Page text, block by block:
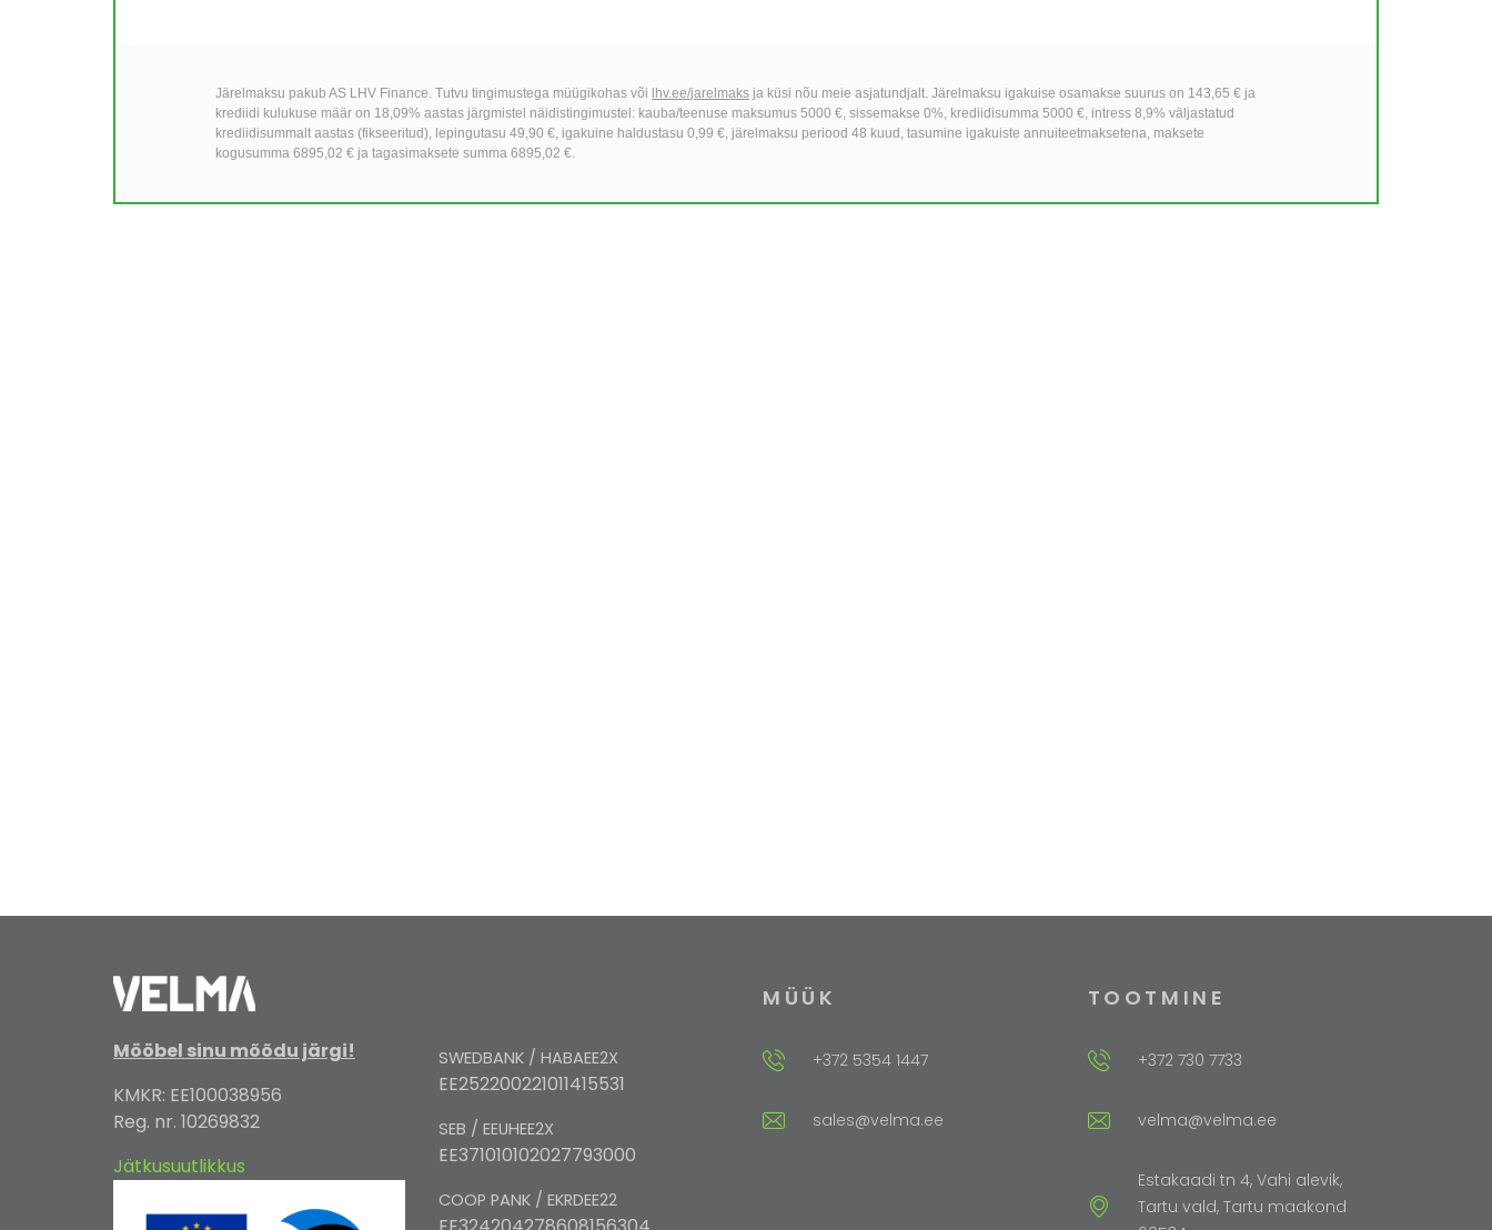
Mööbel sinu mõõdu järgi!
KMKR: EE100038956
Reg. nr. 10269832
Jätkusuutlikkus
SWEDBANK / HABAEE2X
EE252200221011415531
SEB / EEUHEE2X
EE371010102027793000
COOP PANK / EKRDEE22
MÜÜK
+372 5354 1447
sales@velma.ee
TOOTMINE
+372 730 7733
velma@velma.ee
Estakaadi tn 4, Vahi alevik,
Tartu vald, Tartu maakond